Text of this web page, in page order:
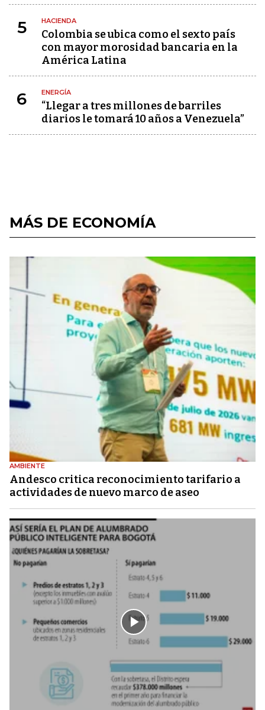
5 HACIENDA
Colombia se ubica como el sexto país
con mayor morosidad bancaria en la
América Latina
6 ENERGÍA
“Llegar a tres millones de barriles
diarios le tomará 10 años a Venezuela”
MÁS DE ECONOMÍA
AMBIENTE
Andesco critica reconocimiento tarifario a
actividades de nuevo marco de aseo